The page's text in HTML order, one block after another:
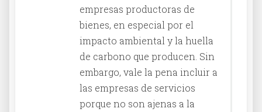
empresas productoras de
bienes, en especial por el
impacto ambiental y la huella
de carbono que producen. Sin
embargo, vale la pena incluir a
las empresas de servicios
porque no son ajenas a la